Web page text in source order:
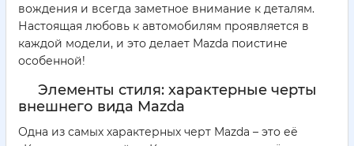
вождения и всегда заметное внимание к деталям.
Настоящая любовь к автомобилям проявляется в
каждой модели, и это делает Mazda поистине
особенной!
Элементы стиля: характерные черты
внешнего вида Mazda
Одна из самых характерных черт Mazda – это её